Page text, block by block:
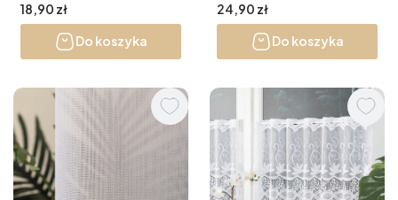
Cena
18,90 zł
Do koszyka
Cena
24,90 zł
Do koszyka